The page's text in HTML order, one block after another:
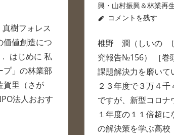
樹フォレス
価値創造につ
はじめに 私
プ」の林業部
賀里（さが
法人おおす
興・山村振興＆林業再
コメントを残す
椎野 潤（しいの
究報告№156） ［巻
課題解決力を磨いて
２３年度で３万４
ですが、新型コロナ
１年度の１１倍超
の解決策を学ぶ高校